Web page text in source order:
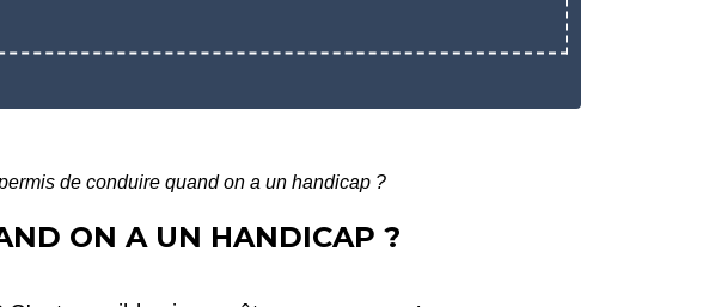
de conduire quand on a un handicap ?
ON A UN HANDICAP ?